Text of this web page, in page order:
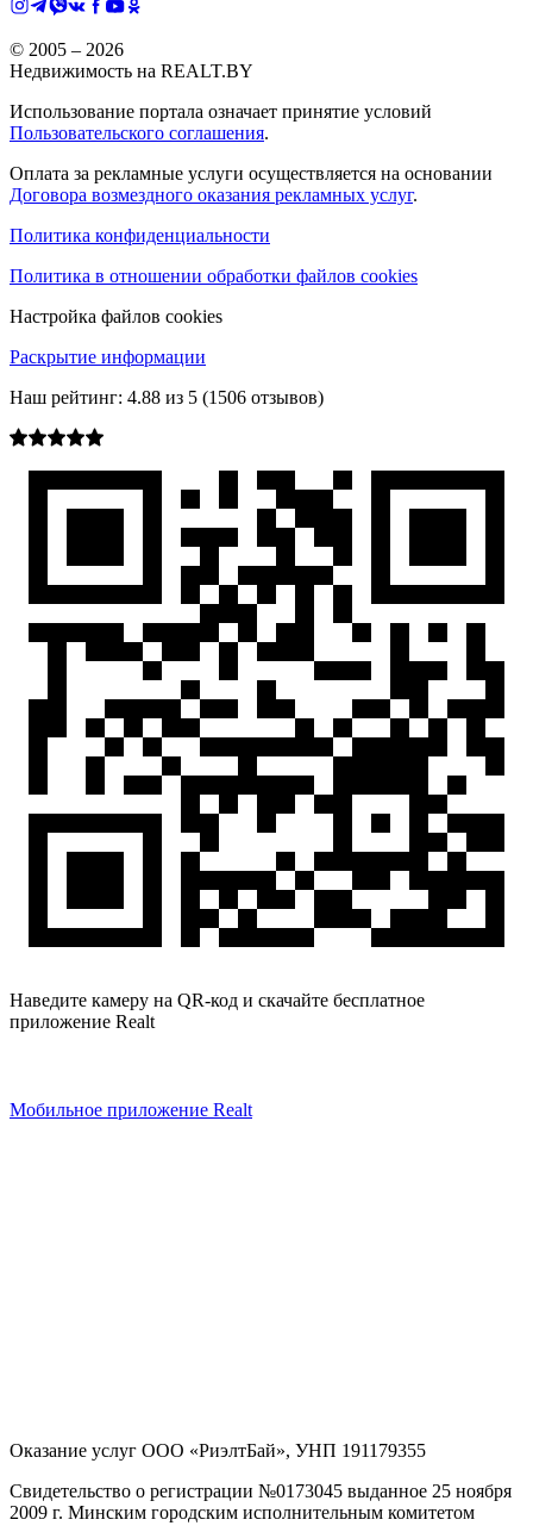
© 2005 – 2026
Недвижимость на REALT.BY
Использование портала означает принятие условий
Пользовательского соглашения.
Оплата за рекламные услуги осуществляется на основании
Договора возмездного оказания рекламных услуг.
Политика конфиденциальности
Политика в отношении обработки файлов cookies
Настройка файлов cookies
Раскрытие информации
Наш рейтинг: 4.88 из 5 (1506 отзывов)
Наведите камеру на QR-код и скачайте бесплатное
приложение Realt
Мобильное приложение Realt
Оказание услуг ООО «РиэлтБай», УНП 191179355
Свидетельство о регистрации №0173045 выданное 25 ноября
2009 г. Минским городским исполнительным комитетом